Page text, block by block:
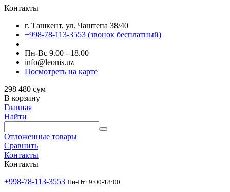
Контакты
г. Ташкент, ул. Чаштепа 38/40
+998-78-113-3553 (звонок бесплатный)
Пн-Вс 9.00 - 18.00
info@leonis.uz
Посмотреть на карте
298 480 сум
В корзину
Главная
Найти
Отложенные товары
Сравнить
Контакты
Контакты
+998-78-113-3553 Пн-Пт: 9:00-18:00